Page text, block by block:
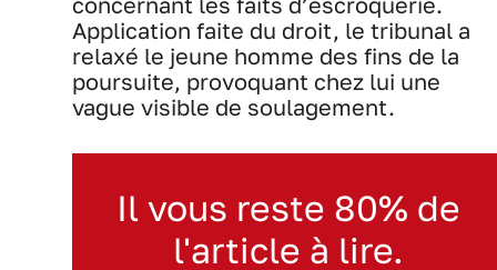
Application faite du droit, le tribunal a
relaxé le jeune homme des fins de la
poursuite, provoquant chez lui une
vague visible de soulagement.
Il vous reste 80% de
l'article à lire.